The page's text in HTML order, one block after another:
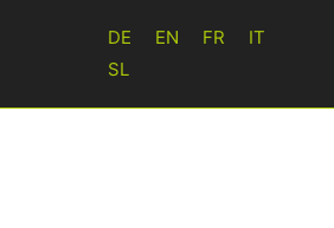
DE EN FR
IT
SL